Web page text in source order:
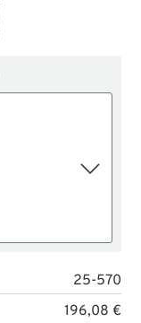
25-570
196,08 €